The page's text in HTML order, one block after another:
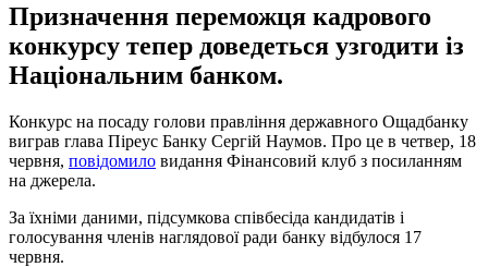
Призначення переможця кадрового
конкурсу тепер доведеться узгодити із
Національним банком.
Конкурс на посаду голови правління державного Ощадбанку
виграв глава Піреус Банку Сергій Наумов. Про це в четвер, 18
червня, повідомило видання Фінансовий клуб з посиланням
на джерела.
За їхніми даними, підсумкова співбесіда кандидатів і
голосування членів наглядової ради банку відбулося 17
червня.